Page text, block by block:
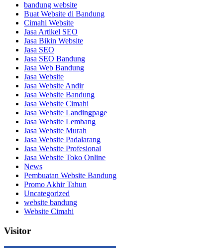
bandung website
Buat Website di Bandung
Cimahi Website
Jasa Artikel SEO
Jasa Bikin Website
Jasa SEO
Jasa SEO Bandung
Jasa Web Bandung
Jasa Website
Jasa Website Andir
Jasa Website Bandung
Jasa Website Cimahi
Jasa Website Landingpage
Jasa Website Lembang
Jasa Website Murah
Jasa Website Padalarang
Jasa Website Profesional
Jasa Website Toko Online
News
Pembuatan Website Bandung
Promo Akhir Tahun
Uncategorized
website bandung
Website Cimahi
Visitor